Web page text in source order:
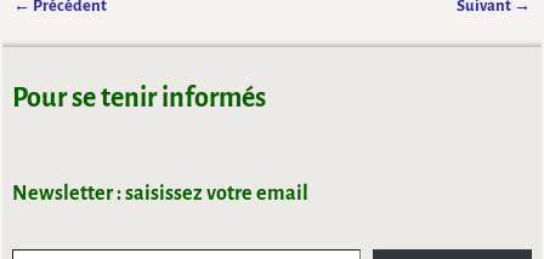
← Précédent Suivant →
Pour se tenir informés
Newsletter : saisissez votre email